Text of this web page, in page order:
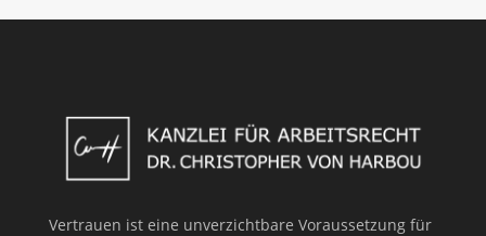
Vertrauen ist eine unverzichtbare Voraussetzung für